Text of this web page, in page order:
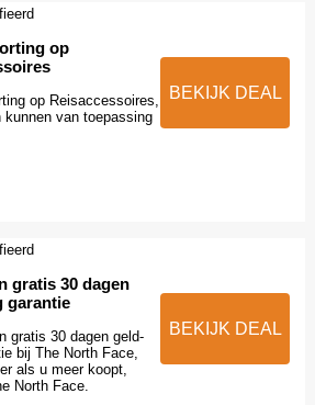
op
op Reisaccessoires,
kunnen van toepassing
BEKIJK DEAL
gratis 30 dagen
garantie
gratis 30 dagen geld-
bij The North Face,
als u meer koopt,
North Face.
BEKIJK DEAL